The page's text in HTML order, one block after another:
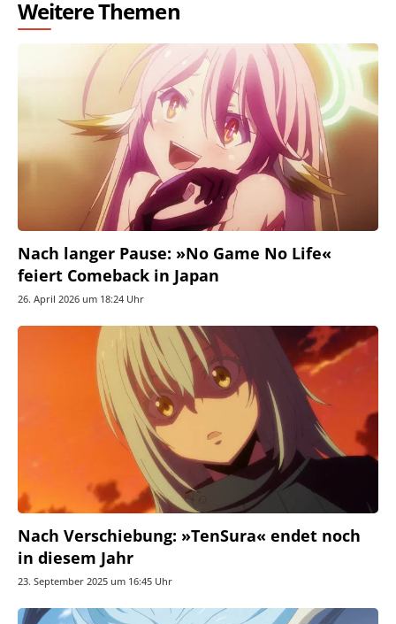
Weitere Themen
Nach langer Pause: »No Game No Life«
feiert Comeback in Japan
26. April 2026 um 18:24 Uhr
Nach Verschiebung: »TenSura« endet noch
in diesem Jahr
23. September 2025 um 16:45 Uhr